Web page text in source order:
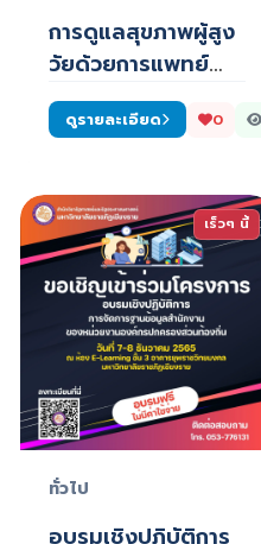
การดูแลสุขภาพผู้สูง
วัยด้วยการแพทย์
แผนไทยและ
สมุนไพร…
ดูรายละเอียด 0
เร็วๆ นี้
ทั่วไป
อบรมเชิงปฏิบัติการ